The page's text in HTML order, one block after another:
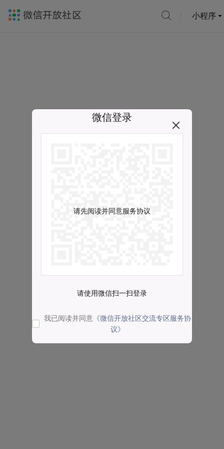
小程序
微信登录
请先阅读并同意服务协议
请使用微信扫一扫登录
我已阅读并同意 《微信开放社区交流专区服务协
议》